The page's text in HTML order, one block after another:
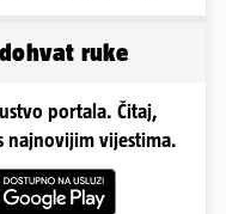
ruke
portala. Čitaj,
najnovijim vijestima.